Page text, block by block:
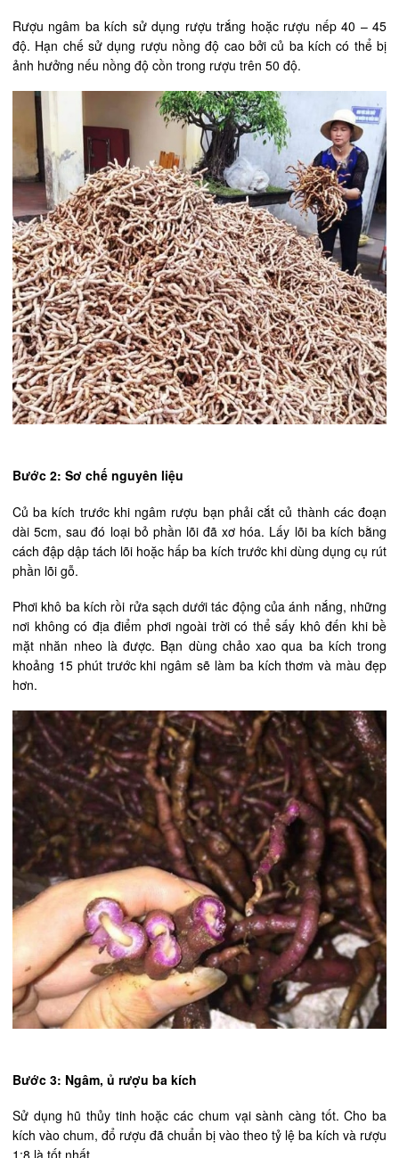
Rượu ngâm ba kích sử dụng rượu trắng hoặc rượu nếp 40 – 45
độ. Hạn chế sử dụng rượu nồng độ cao bởi củ ba kích có thể bị
ảnh hưởng nếu nồng độ cồn trong rượu trên 50 độ.
Bước 2: Sơ chế nguyên liệu
Củ ba kích trước khi ngâm rượu bạn phải cắt củ thành các đoạn
dài 5cm, sau đó loại bỏ phần lõi đã xơ hóa. Lấy lõi ba kích bằng
cách đập dập tách lõi hoặc hấp ba kích trước khi dùng dụng cụ rút
phần lõi gỗ.
Phơi khô ba kích rồi rửa sạch dưới tác động của ánh nắng, những
nơi không có địa điểm phơi ngoài trời có thể sấy khô đến khi bề
mặt nhăn nheo là được. Bạn dùng chảo xao qua ba kích trong
khoảng 15 phút trước khi ngâm sẽ làm ba kích thơm và màu đẹp
hơn.
Bước 3: Ngâm, ủ rượu ba kích
Sử dụng hũ thủy tinh hoặc các chum vại sành càng tốt. Cho ba
kích vào chum, đổ rượu đã chuẩn bị vào theo tỷ lệ ba kích và rượu